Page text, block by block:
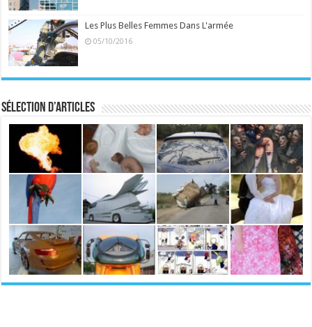
Les Plus Belles Femmes Dans L'armée
05/10/2016
Sélection d’articles